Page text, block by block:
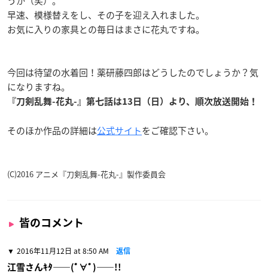
早速、模様替えをし、その子を迎え入れました。
お気に入りの家具との毎日はまさに花丸ですね。
今回は待望の水着回！ 薬研藤四郎はどうしたのでしょうか？気
になりますね。
『刀剣乱舞-花丸-』第七話は13日（日）より、順次放送開始！
そのほか作品の詳細は公式サイトをご確認下さい。
(C)2016 アニメ『刀剣乱舞-花丸-』製作委員会
皆のコメント
2016年11月12日 at 8:50 AM 返信
江雪さんｷﾀ――(ﾟ∀ﾟ)――!!